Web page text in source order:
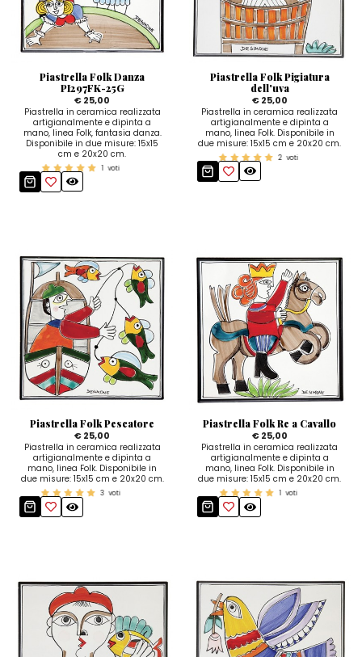
Piastrella Folk Danza
PI297FK-25G
€ 25,00
Piastrella in ceramica realizzata
artigianalmente e dipinta a
mano, linea Folk, fantasia danza.
Disponibile in due misure: 15x15
cm e 20x20 cm.
1 voti
Piastrella Folk Pigiatura
dell'uva
€ 25,00
Piastrella in ceramica realizzata
artigianalmente e dipinta a
mano, linea Folk. Disponibile in
due misure: 15x15 cm e 20x20 cm.
2 voti
Piastrella Folk Pescatore
€ 25,00
Piastrella in ceramica realizzata
artigianalmente e dipinta a
mano, linea Folk. Disponibile in
due misure: 15x15 cm e 20x20 cm.
3 voti
Piastrella Folk Re a Cavallo
€ 25,00
Piastrella in ceramica realizzata
artigianalmente e dipinta a
mano, linea Folk. Disponibile in
due misure: 15x15 cm e 20x20 cm.
1 voti